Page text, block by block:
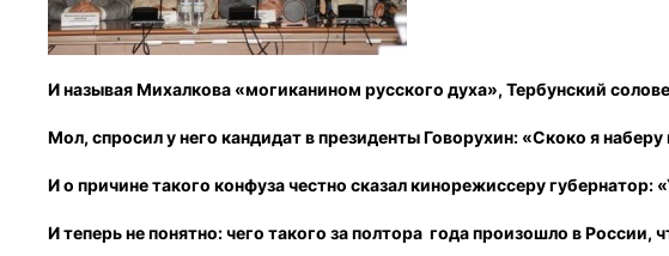
И называя Михалкова «могиканином русского духа», Тербунский
Мол, спросил у него кандидат в президенты Говорухин: «Скоко я
И о причине такого конфуза честно сказал кинорежиссеру губернатор:
И теперь не понятно: чего такого за полтора года произошло в